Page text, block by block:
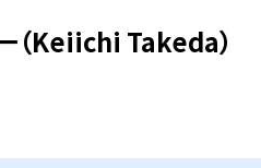
Keiichi Takeda）